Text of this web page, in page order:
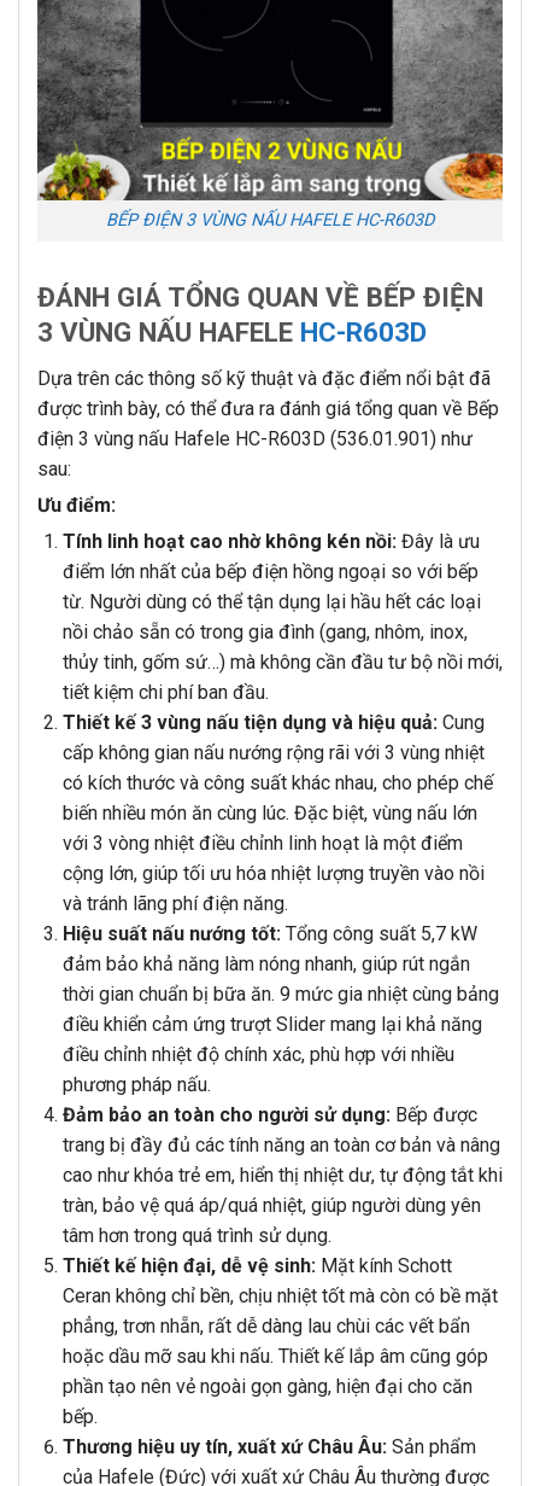
BẾP ĐIỆN 3 VÙNG NẤU HAFELE HC-R603D
ĐÁNH GIÁ TỔNG QUAN VỀ BẾP ĐIỆN
3 VÙNG NẤU HAFELE HC-R603D
Dựa trên các thông số kỹ thuật và đặc điểm nổi bật đã
được trình bày, có thể đưa ra đánh giá tổng quan về Bếp
điện 3 vùng nấu Hafele HC-R603D (536.01.901) như
sau:
Ưu điểm:
Tính linh hoạt cao nhờ không kén nồi:Đây là ưu
điểm lớn nhất của bếp điện hồng ngoại so với bếp
từ. Người dùng có thể tận dụng lại hầu hết các loại
nồi chảo sẵn có trong gia đình (gang, nhôm, inox,
thủy tinh, gốm sứ…) mà không cần đầu tư bộ nồi mới,
tiết kiệm chi phí ban đầu.
Thiết kế 3 vùng nấu tiện dụng và hiệu quả:Cung
cấp không gian nấu nướng rộng rãi với 3 vùng nhiệt
có kích thước và công suất khác nhau, cho phép chế
biến nhiều món ăn cùng lúc. Đặc biệt, vùng nấu lớn
với 3 vòng nhiệt điều chỉnh linh hoạt là một điểm
cộng lớn, giúp tối ưu hóa nhiệt lượng truyền vào nồi
và tránh lãng phí điện năng.
Hiệu suất nấu nướng tốt:Tổng công suất 5,7 kW
đảm bảo khả năng làm nóng nhanh, giúp rút ngắn
thời gian chuẩn bị bữa ăn. 9 mức gia nhiệt cùng bảng
điều khiển cảm ứng trượt Slider mang lại khả năng
điều chỉnh nhiệt độ chính xác, phù hợp với nhiều
phương pháp nấu.
Đảm bảo an toàn cho người sử dụng:Bếp được
trang bị đầy đủ các tính năng an toàn cơ bản và nâng
cao như khóa trẻ em, hiển thị nhiệt dư, tự động tắt khi
tràn, bảo vệ quá áp/quá nhiệt, giúp người dùng yên
tâm hơn trong quá trình sử dụng.
Thiết kế hiện đại, dễ vệ sinh:Mặt kính Schott
Ceran không chỉ bền, chịu nhiệt tốt mà còn có bề mặt
phẳng, trơn nhẵn, rất dễ dàng lau chùi các vết bẩn
hoặc dầu mỡ sau khi nấu. Thiết kế lắp âm cũng góp
phần tạo nên vẻ ngoài gọn gàng, hiện đại cho căn
bếp.
Thương hiệu uy tín, xuất xứ Châu Âu:Sản phẩm
của Hafele (Đức) với xuất xứ Châu Âu thường được